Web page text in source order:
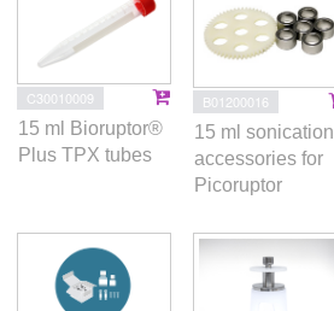
C30010009
15 ml Bioruptor®
Plus TPX tubes
B01200016
15 ml sonication
accessories for
Picoruptor